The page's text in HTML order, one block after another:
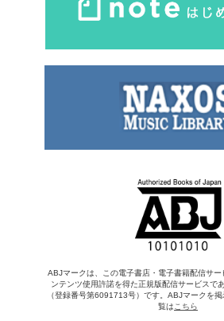
ABJマークは、この電子書店・電子書籍配信サー
ンテンツ使用許諾を得た正規版配信サービスで
（登録番号第6091713号）です。ABJマークを
覧は こちら